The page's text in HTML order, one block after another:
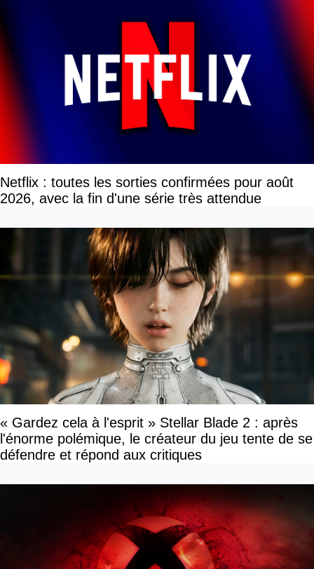
Netflix : toutes les sorties confirmées pour août
2026, avec la fin d'une série très attendue
« Gardez cela à l'esprit » Stellar Blade 2 : après
l'énorme polémique, le créateur du jeu tente de se
défendre et répond aux critiques